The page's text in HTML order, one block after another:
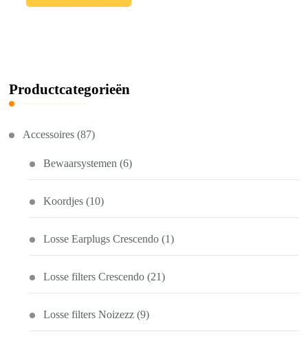
optie
kan
op
de
productpagina
Productcategorieën
Accessoires (87)
Bewaarsystemen (6)
Koordjes (10)
Losse Earplugs Crescendo (1)
Losse filters Crescendo (21)
Losse filters Noizezz (9)